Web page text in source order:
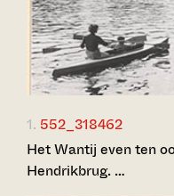
1. 552_318462
Het Wantij even ten
Hendrikbrug. …